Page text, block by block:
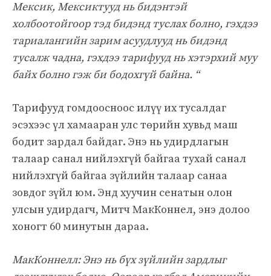
Мексик, Мексиктууд нь бидэнтэй
холбоотойгоор тэд бидэнд туслах болно, гэхдээ
тариалангийн зарим асуудлууд нь бидэнд
тусалж чадна, гэхдээ тарифууд нь хэтэрхий муу
байх болно гэж би бодохгүй байна. “
Тарифууд гомдоосноос илүү их тусалдаг
эсэхээс үл хамааран улс төрийн хувьд маш
бодит зардал байдаг. Энэ нь удирдлагын
талаар санал нийлэхгүй байгаа тухай санал
нийлэхгүй байгаа зүйлийн талаар санаа
зовдог зүйл юм. Энд хуучин сенатын олон
улсын удирдагч, Митч МакКоннел, энэ долоо
хоногт 60 минутын дараа.
МакКоннелл: Энэ нь бүх зүйлийн зардлыг